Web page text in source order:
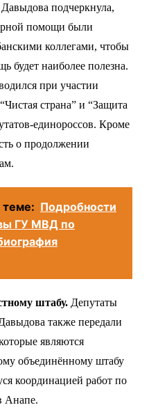
подчеркнула,
помощи были
коллегами, чтобы
будет наиболее полезна.
при участии
страна” и “Защита
единороссов. Кроме
о продолжении
теме: Подробности
ГУ МВД по
штабу.Депутаты
также передали
являются
объединённому штабу
работ по
Анапе.